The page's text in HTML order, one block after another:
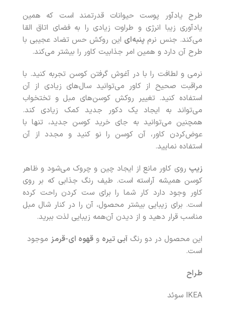
طرح یادآور پوست حیوانات قدرتمند است که همین
یادآوری زیبا انرژی و طراوت زیادی را به فضای اتاق القا
می‌کند. جنس نرم پنبه‌ای این روکش حس تضاد عجیبی با
طرح آن دارد و همین امر جذابیت کاور را بیشتر می‌کند.
نرمی و لطافت را با در آغوش گرفتن کوسن تجربه کنید. با
مراقبت صحیح از کاور می‌توانید سال‌های زیادی از آن
استفاده کنید. تغییر روکش کوسن‌های مبل و تختخواب
می‌تواند به ایجاد یک دکور جدید کمک زیادی کند.
همچنین می‌توانید به‌ جای خرید کوسن جدید، تنها با
عوض‌کردن کاور، آن کوسن را نو کنید و مجدد از آن
استفاده نمایید.
زیپ روی کاور مانع از ایجاد چین‌ و چروک می‌شود و ظاهر
کوسن همیشه آراسته است. طیف رنگ جذابی که بر روی
کاور وجود دارد کار شما را برای ست‌ کردن راحت کرده
است. برای زیبایی بیشتر محصول، آن را در کنار شال مبل
مناسب قرار دهید و از دیدن آن‌همه زیبایی لذت ببرید.
این محصول در دو رنگ آبی تیره و قهوه ای-قرمز موجود
است.
طراح
IKEA سوئد